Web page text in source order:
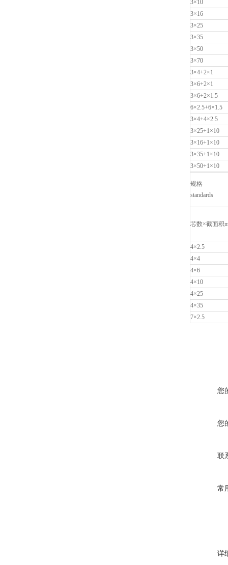
3×10
3×16
3×25
3×35
3×50
3×70
3×4+2×1
3×6+2×1
3×6+2×1.5
6×2.5+6×1.5
3×4+4×2.5
3×25+1×10
3×16+1×10
3×35+1×10
3×50+1×10
规格
standards
芯数×截面积
4×2.5
4×4
4×6
4×10
4×25
4×35
7×2.5
您
您
联
常
详